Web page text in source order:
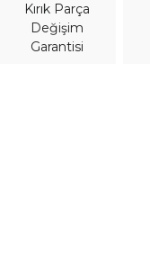
Kırık Parça
Değişim
Garantisi